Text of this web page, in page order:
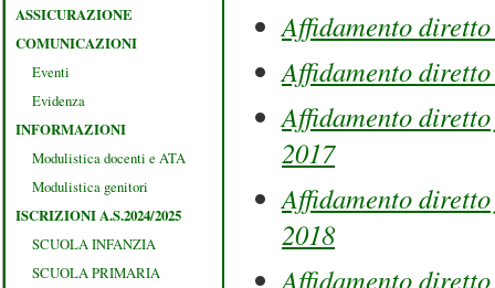
ASSICURAZIONE
COMUNICAZIONI
Eventi
Evidenza
INFORMAZIONI
Modulistica docenti e ATA
Modulistica genitori
ISCRIZIONI A.S.2024/2025
SCUOLA INFANZIA
SCUOLA PRIMARIA
Affidamento
Affidamento
Affidamento
2017
Affidamento
2018
Affidamento